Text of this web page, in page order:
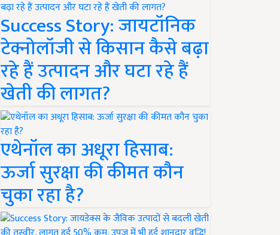
Success Story: जायटॉनिक
टेक्नोलॉजी से किसान कैसे बढ़ा
रहे हैं उत्पादन और घटा रहे हैं
खेती की लागत?
एथेनॉल का अधूरा हिसाब:
ऊर्जा सुरक्षा की कीमत कौन
चुका रहा है?